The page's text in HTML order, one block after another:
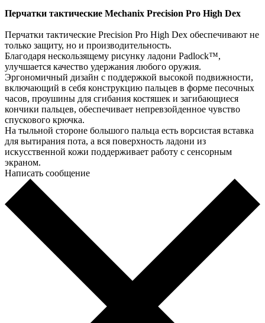
Перчатки тактические Mechanix Precision Pro High Dex
Перчатки тактические Precision Pro High Dex обеспечивают не
только защиту, но и производительность.
Благодаря нескользящему рисунку ладони Padlock™,
улучшается качество удержания любого оружия.
Эргономичный дизайн с поддержкой высокой подвижности,
включающий в себя конструкцию пальцев в форме песочных
часов, проушины для сгибания костяшек и загибающиеся
кончики пальцев, обеспечивает непревзойденное чувство
спускового крючка.
На тыльной стороне большого пальца есть ворсистая вставка
для вытирания пота, а вся поверхность ладони из
искусственной кожи поддерживает работу с сенсорным
экраном.
Написать сообщение